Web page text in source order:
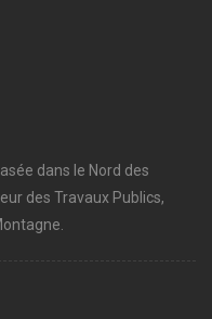
dans le Nord des
des Travaux Publics,